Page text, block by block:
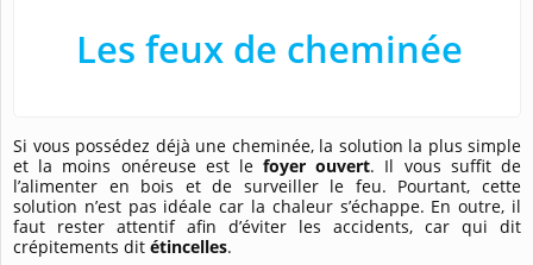
Les feux de cheminée
Si vous possédez déjà une cheminée, la solution la plus simple
et la moins onéreuse est lefoyer ouvert. Il vous suffit de
l’alimenter en bois et de surveiller le feu. Pourtant, cette
solution n’est pas idéale car la chaleur s’échappe. En outre, il
faut rester attentif afin d’éviter les accidents, car qui dit
crépitements dit étincelles.